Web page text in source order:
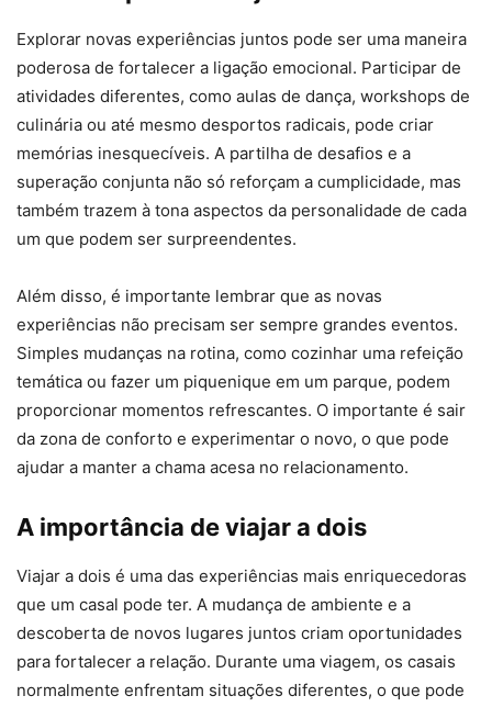
Explorar novas experiências juntos pode ser uma maneira
poderosa de fortalecer a ligação emocional. Participar de
atividades diferentes, como aulas de dança, workshops de
culinária ou até mesmo desportos radicais, pode criar
memórias inesquecíveis. A partilha de desafios e a
superação conjunta não só reforçam a cumplicidade, mas
também trazem à tona aspectos da personalidade de cada
um que podem ser surpreendentes.
Além disso, é importante lembrar que as novas
experiências não precisam ser sempre grandes eventos.
Simples mudanças na rotina, como cozinhar uma refeição
temática ou fazer um piquenique em um parque, podem
proporcionar momentos refrescantes. O importante é sair
da zona de conforto e experimentar o novo, o que pode
ajudar a manter a chama acesa no relacionamento.
A importância de viajar a dois
Viajar a dois é uma das experiências mais enriquecedoras
que um casal pode ter. A mudança de ambiente e a
descoberta de novos lugares juntos criam oportunidades
para fortalecer a relação. Durante uma viagem, os casais
normalmente enfrentam situações diferentes, o que pode